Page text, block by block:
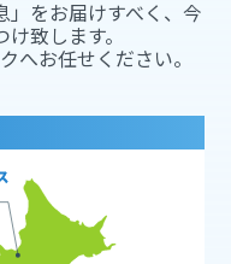
」をお届けすべく、今
致します。
へお任せください。